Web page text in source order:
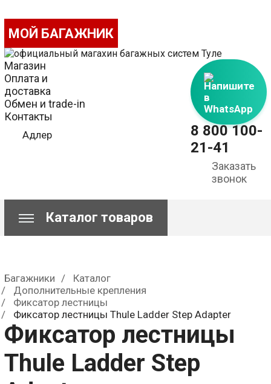
МОЙ БАГАЖНИК
Магазин
Оплата и
доставка
Обмен и trade-in
Контакты
Адлер
Напишите
в
WhatsApp
8 800 100-
21-41
Заказать
звонок
Каталог товаров
0р.
Багажники
Каталог
Дополнительные крепления
Фиксатор лестницы
Фиксатор лестницы Thule Ladder Step Adapter
Фиксатор лестницы
Thule Ladder Step